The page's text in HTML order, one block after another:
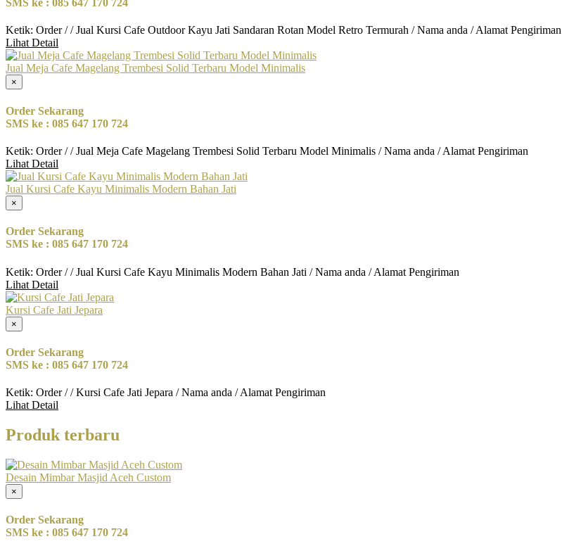
SMS ke : 085 647 170 724
Ketik: Order / / Jual Kursi Cafe Outdoor Kayu Jati Sandaran Rotan Model Retro Termurah / Nama anda / Alamat Pengiriman
Lihat Detail
Jual Meja Cafe Magelang Trembesi Solid Terbaru Model Minimalis
×
Order Sekarang
SMS ke : 085 647 170 724
Ketik: Order / / Jual Meja Cafe Magelang Trembesi Solid Terbaru Model Minimalis / Nama anda / Alamat Pengiriman
Lihat Detail
Jual Kursi Cafe Kayu Minimalis Modern Bahan Jati
×
Order Sekarang
SMS ke : 085 647 170 724
Ketik: Order / / Jual Kursi Cafe Kayu Minimalis Modern Bahan Jati / Nama anda / Alamat Pengiriman
Lihat Detail
Kursi Cafe Jati Jepara
×
Order Sekarang
SMS ke : 085 647 170 724
Ketik: Order / / Kursi Cafe Jati Jepara / Nama anda / Alamat Pengiriman
Lihat Detail
Produk terbaru
Desain Mimbar Masjid Aceh Custom
×
Order Sekarang
SMS ke : 085 647 170 724